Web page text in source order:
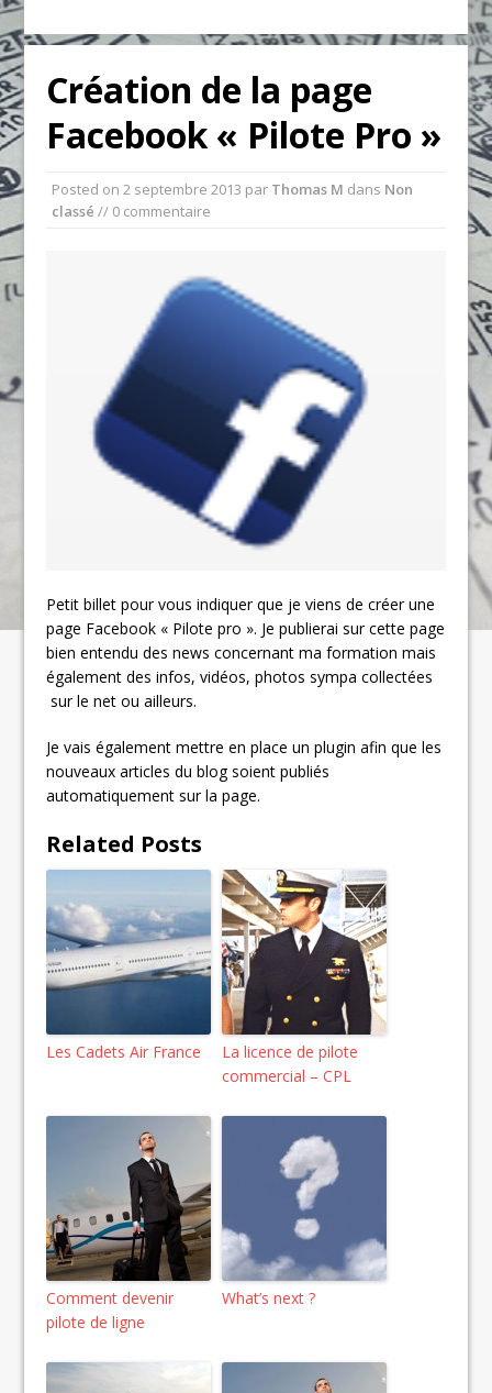
Création de la page
Facebook « Pilote Pro »
Posted on2 septembre 2013 par Thomas M dans Non
classé // 0 commentaire
Petit billet pour vous indiquer que je viens de créer une
page Facebook « Pilote pro ». Je publierai sur cette page
bien entendu des news concernant ma formation mais
également des infos, vidéos, photos sympa collectées
sur le net ou ailleurs.
Je vais également mettre en place un plugin afin que les
nouveaux articles du blog soient publiés
automatiquement sur la page.
Related Posts
Les Cadets Air France
La licence de pilote
commercial – CPL
Comment devenir
pilote de ligne
What’s next ?